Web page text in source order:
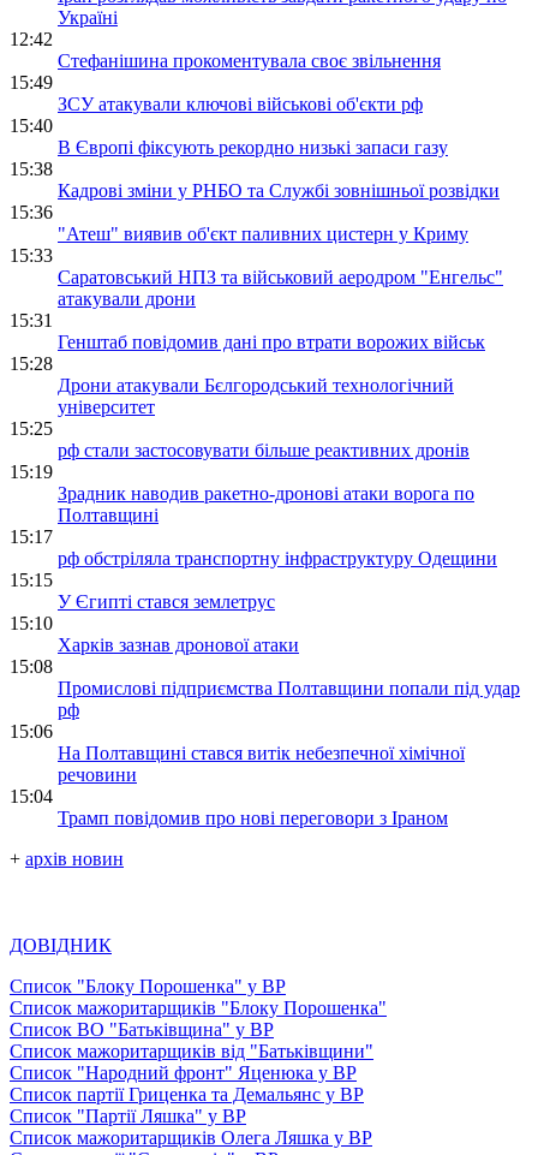
Україні
12:42
Стефанішина прокоментувала своє звільнення
15:49
ЗСУ атакували ключові військові об'єкти рф
15:40
В Європі фіксують рекордно низькі запаси газу
15:38
Кадрові зміни у РНБО та Службі зовнішньої розвідки
15:36
"Атеш" виявив об'єкт паливних цистерн у Криму
15:33
Саратовський НПЗ та військовий аеродром "Енгельс"
атакували дрони
15:31
Генштаб повідомив дані про втрати ворожих військ
15:28
Дрони атакували Бєлгородський технологічний
університет
15:25
рф стали застосовувати більше реактивних дронів
15:19
Зрадник наводив ракетно-дронові атаки ворога по
Полтавщині
15:17
рф обстріляла транспортну інфраструктуру Одещини
15:15
У Єгипті стався землетрус
15:10
Харків зазнав дронової атаки
15:08
Промислові підприємства Полтавщини попали під удар
рф
15:06
На Полтавщині стався витік небезпечної хімічної
речовини
15:04
Трамп повідомив про нові переговори з Іраном
+ архів новин
ДОВІДНИК
Список "Блоку Порошенка" у ВР
Список мажоритарщиків "Блоку Порошенка"
Список ВО "Батьківщина" у ВР
Список мажоритарщиків від "Батьківщини"
Список "Народний фронт" Яценюка у ВР
Список партії Гриценка та Демальянс у ВР
Список "Партії Ляшка" у ВР
Список мажоритарщиків Олега Ляшка у ВР